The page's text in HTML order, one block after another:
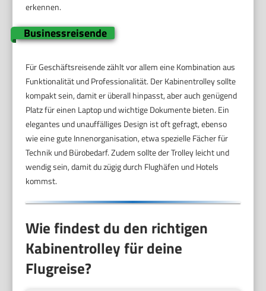
erkennen.
Businessreisende
Für Geschäftsreisende zählt vor allem eine Kombination aus
Funktionalität und Professionalität. Der Kabinentrolley sollte
kompakt sein, damit er überall hinpasst, aber auch genügend
Platz für einen Laptop und wichtige Dokumente bieten. Ein
elegantes und unauffälliges Design ist oft gefragt, ebenso
wie eine gute Innenorganisation, etwa spezielle Fächer für
Technik und Bürobedarf. Zudem sollte der Trolley leicht und
wendig sein, damit du zügig durch Flughäfen und Hotels
kommst.
Wie findest du den richtigen
Kabinentrolley für deine
Flugreise?